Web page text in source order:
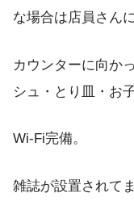
な場合は店員さん
カウンターに向か
シュ・とり皿・お
Wi-Fi完備。
雑誌が設置されてま